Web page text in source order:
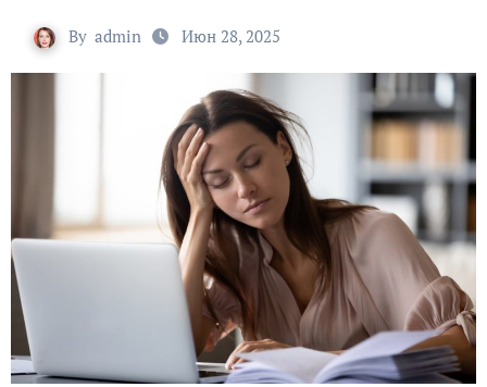
By admin Июн 28, 2025